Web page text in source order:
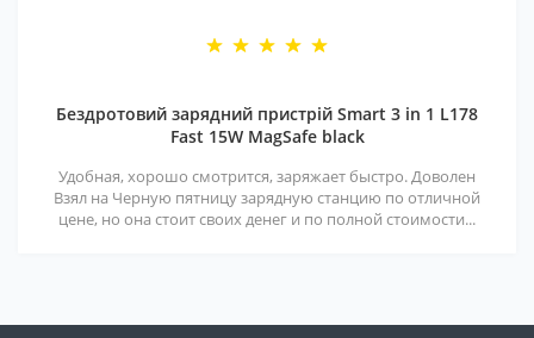
Бездротовий зарядний пристрій Smart 3 in 1 L178
Fast 15W MagSafe black
Удобная, хорошо смотрится, заряжает быстро. Доволен
Взял на Черную пятницу зарядную станцию по отличной
цене, но она стоит своих денег и по полной стоимости...